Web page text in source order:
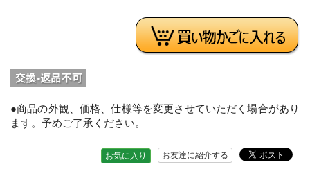
●商品の外観、価格、仕様等を変更させていただく場合があり
ます。予めご了承ください。
お友達に紹介する
お気に入り